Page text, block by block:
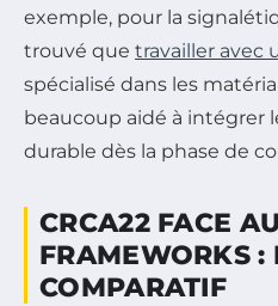
exemple, pour la
trouvé que travailler avec
spécialisé dans les
beaucoup aidé à intégrer
durable dès la phase de
CRCA22 FACE
FRAMEWORKS :
COMPARATIF